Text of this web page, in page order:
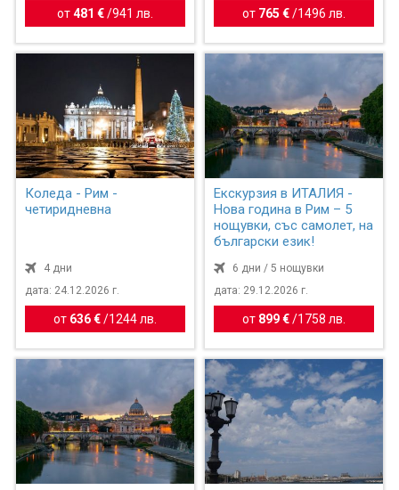
от481 € /941 лв. от 765 €/ 1496 лв.
Коледа - Рим -
четиридневна
4 дни
дата: 24.12.2026 г.
от 636 € / 1244 лв.
Екскурзия в ИТАЛИЯ -
Нова година в Рим – 5
нощувки, със самолет, на
български език!
6 дни / 5 нощувки
дата: 29.12.2026 г.
от 899 €/ 1758 лв.